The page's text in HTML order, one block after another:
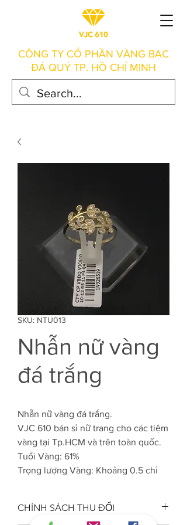
CÔNG TY CỔ PHẦN VÀNG BẠC
ĐÁ QUÝ TP. HỒ CHÍ MINH
SKU: NTU013
Nhẫn nữ vàng
đá trắng
Nhẫn nữ vàng đá trắng.
VJC 610 bán sỉ nữ trang cho các tiệm
vàng tại Tp.HCM và trên toàn quốc.
Tuổi Vàng: 61%
Trọng lượng Vàng: Khoảng 0.5 chỉ
CHÍNH SÁCH THU ĐỔI